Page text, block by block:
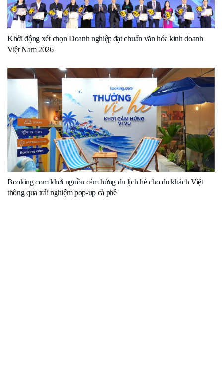
Khởi động xét chọn Doanh nghiệp đạt chuẩn văn hóa kinh doanh
Việt Nam 2026
Booking.com khơi nguồn cảm hứng du lịch hè cho du khách Việt
thông qua trải nghiệm pop-up cà phê